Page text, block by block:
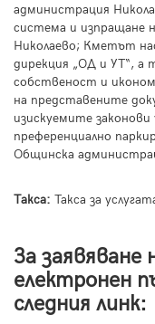
администрация
система и изпращане
Николаево; Кметът
дирекция „ОД и УТ“, а
собственост и
на представените
изискуемите законови
преференциално
Общинска
Tакса: Такса за
За заявяване
електронен
следния линк: